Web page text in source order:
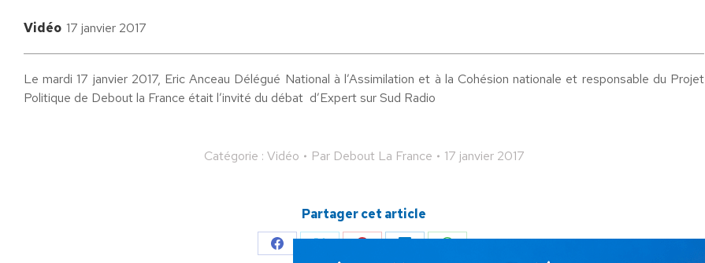
Vidéo 17 janvier 2017
Le mardi 17 janvier 2017, Eric Anceau Délégué National à l’Assimilation et à la Cohésion nationale et responsable du Projet
Politique de Debout la France était l’invité du débat d’Expert sur Sud Radio
Catégorie : Vidéo Par Debout La France 17 janvier 2017
Partager cet article
Partager